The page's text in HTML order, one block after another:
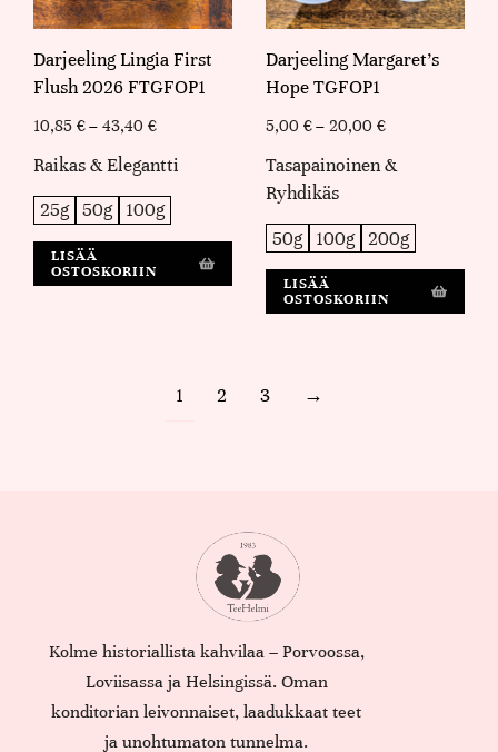
25g 50g 100g
Darjeeling Lingia First
Flush 2026 FTGFOP1
10,85 € – 43,40 €
Raikas & Elegantti
LISÄÄ
OSTOSKORIIN
50g 100g 200g
Darjeeling Margaret's
Hope TGFOP1
5,00 € – 20,00 €
Tasapainoinen &
Ryhdikäs
LISÄÄ
OSTOSKORIIN
1 2 3 →
Kolme historiallista kahvilaa – Porvoossa,
Loviisassa ja Helsingissä. Oman
konditorian leivonnaiset, laadukkaat teet
ja unohtumaton tunnelma.